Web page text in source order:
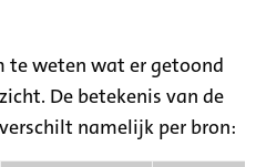
te weten wat er getoond
De betekenis van de
namelijk per bron: